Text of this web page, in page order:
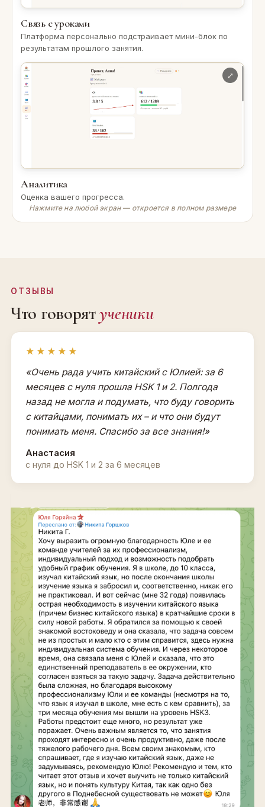
Связь с уроками
Платформа персонально подстраивает мини-блок по
результатам прошлого занятия.
Аналитика
Оценка вашего прогресса.
Нажмите на любой экран — откроется в полном размере
ОТЗЫВЫ
Что говорятученики
★★★★★
«Очень рада учить китайский с Юлией: за 6
месяцев с нуля прошла HSK 1 и 2. Полгода
назад не могла и подумать, что буду говорить
с китайцами, понимать их – и что они будут
понимать меня. Спасибо за все знания!»
Анастасия
с нуля до HSK 1 и 2 за 6 месяцев